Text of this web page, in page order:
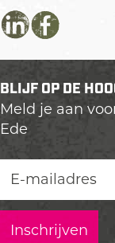
D
l
d
e
e
a
g
D
l
d
e
a
g
l
d
e
a
g
BLIJF OP DE
Meld je aan
Ede